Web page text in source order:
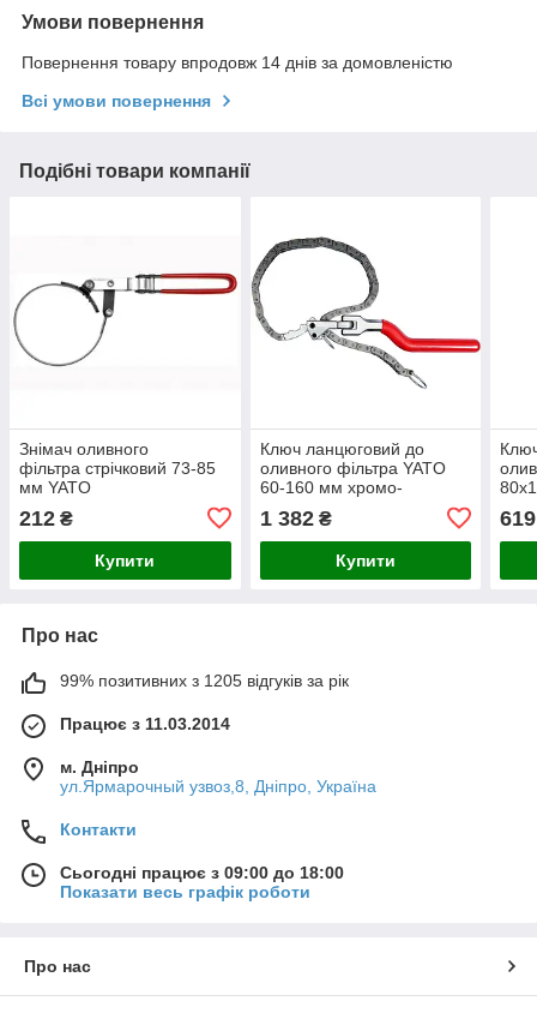
Умови повернення
Повернення товару впродовж 14 днів за домовленістю
Всі умови повернення
Подібні товари компанії
Знімач оливного
фільтра стрічковий 73-85
мм YATO
212 ₴
Купити
Ключ ланцюговий до
оливного фільтра YATO
60-160 мм хромо-
1 382₴
Купити
619
Про нас
99% позитивних з 1205 відгуків за рік
Працює з 11.03.2014
м. Дніпро
ул.Ярмарочный узвоз,8, Дніпро, Україна
Контакти
Сьогодні працює з 09:00 до 18:00
Показати весь графік роботи
Про нас